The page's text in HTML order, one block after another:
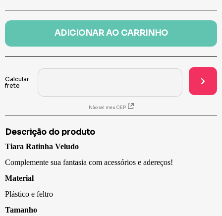
ADICIONAR AO CARRINHO
Não sei meu CEP
Descrição do produto
Tiara Ratinha Veludo
Complemente sua fantasia com acessórios e adereços!
Material
Plástico e feltro
Tamanho